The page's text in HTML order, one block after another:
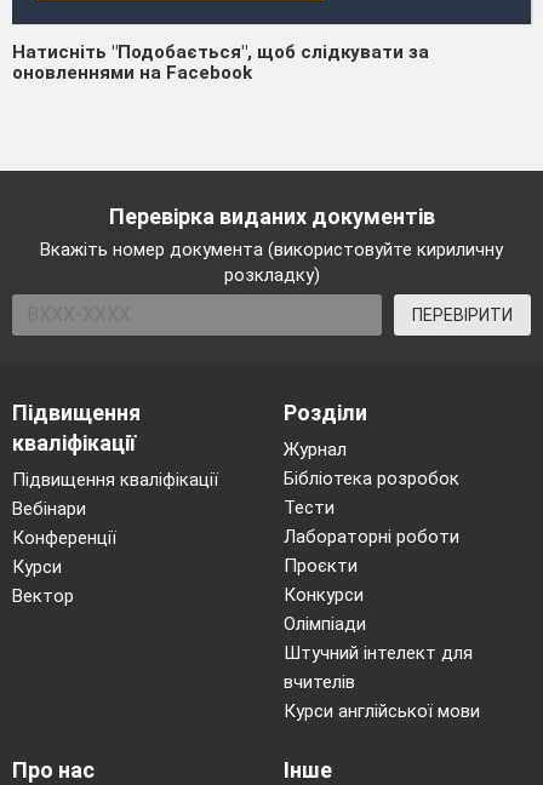
Натисніть "Подобається", щоб слідкувати за
оновленнями на Facebook
Перевірка виданих документів
Вкажіть номер документа (використовуйте кириличну
розкладку)
ПЕРЕВІРИТИ
Підвищення
кваліфікації
Підвищення кваліфікації
Вебінари
Конференції
Курси
Вектор
Розділи
Журнал
Бібліотека розробок
Тести
Лабораторні роботи
Проєкти
Конкурси
Олімпіади
Штучний інтелект для
вчителів
Курси англійської мови
Про нас Інше